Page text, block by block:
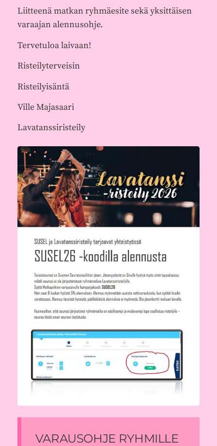
Liitteenä matkan ryhmäesite sekä yksittäisen
varaajan alennusohje.
Tervetuloa laivaan!
Risteilyterveisin
Risteilyisäntä
Ville Majasaari
Lavatanssiristeily
VARAUSOHJE RYHMILLE